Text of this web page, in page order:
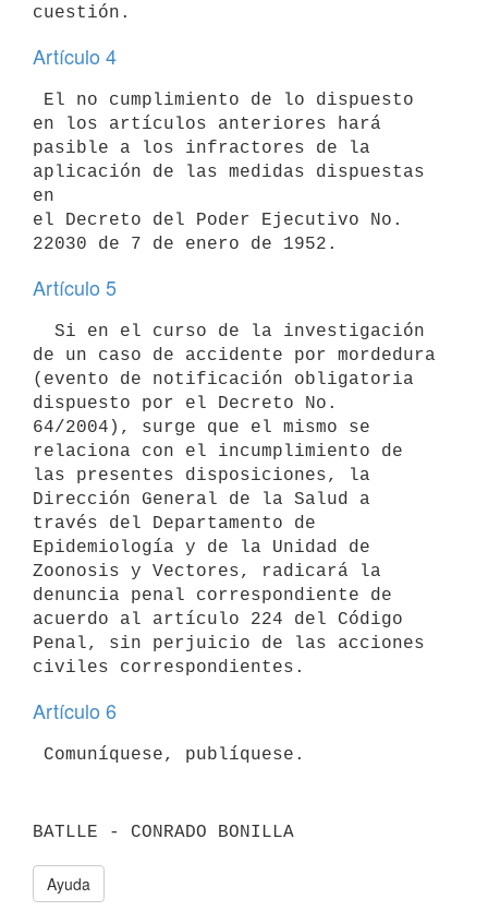
Artículo 4
en los artículos anteriores hará
pasible a los infractores de la
aplicación de las medidas dispuestas
en
el Decreto del Poder Ejecutivo No.
Artículo 5
de un caso de accidente por mordedura
(evento de notificación obligatoria
dispuesto por el Decreto No.
64/2004), surge que el mismo se
relaciona con el incumplimiento de
las presentes disposiciones, la
Dirección General de la Salud a
través del Departamento de
Epidemiología y de la Unidad de
Zoonosis y Vectores, radicará la
denuncia penal correspondiente de
acuerdo al artículo 224 del Código
Penal, sin perjuicio de las acciones
Artículo 6
Ayuda